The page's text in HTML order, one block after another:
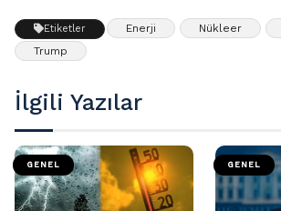
Etiketler Enerji Nükleer
Trump
İlgili Yazılar
GENEL GENEL